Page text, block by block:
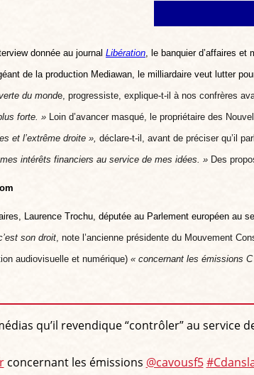
donnée au journal Libération , le banquier d’affaires et
de la production Mediawan, le milliardaire veut lutter
du monde, progressiste, explique-t-il à nos confrères
forte. » Loin d’avancer masqué, le propriétaire des
et l’extrême droite », déclare-t-il, avant de préciser qu’il
intérêts financiers au service de mes idées. » Des
Laurence Trochu, députée au Parlement européen au
son droit note l’ancienne présidente du Mouvement
audiovisuelle et numérique) « concernant les émissions C
qu’il revendique “contrôler” au service
concernant les émissions @cavousf5